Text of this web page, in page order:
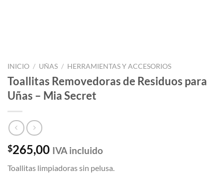
INICIO / UÑAS / HERRAMIENTAS Y ACCESORIOS
Toallitas Removedoras de Residuos para
Uñas – Mia Secret
$265,00 IVA incluido
Toallitas limpiadoras sin pelusa.